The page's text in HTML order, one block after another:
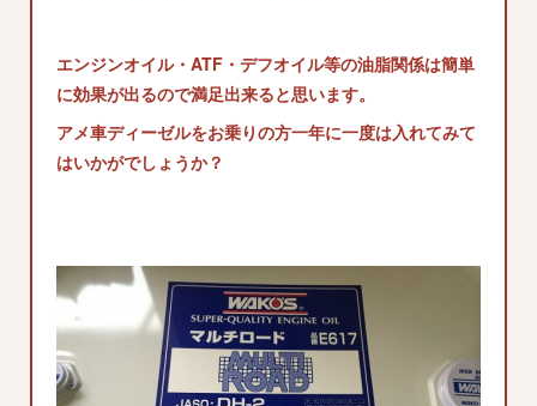
エンジンオイル・ATF・デフオイル等の油脂関係は簡単
に効果が出るので満足出来ると思います。
アメ車ディーゼルをお乗りの方一年に一度は入れてみて
はいかがでしょうか？